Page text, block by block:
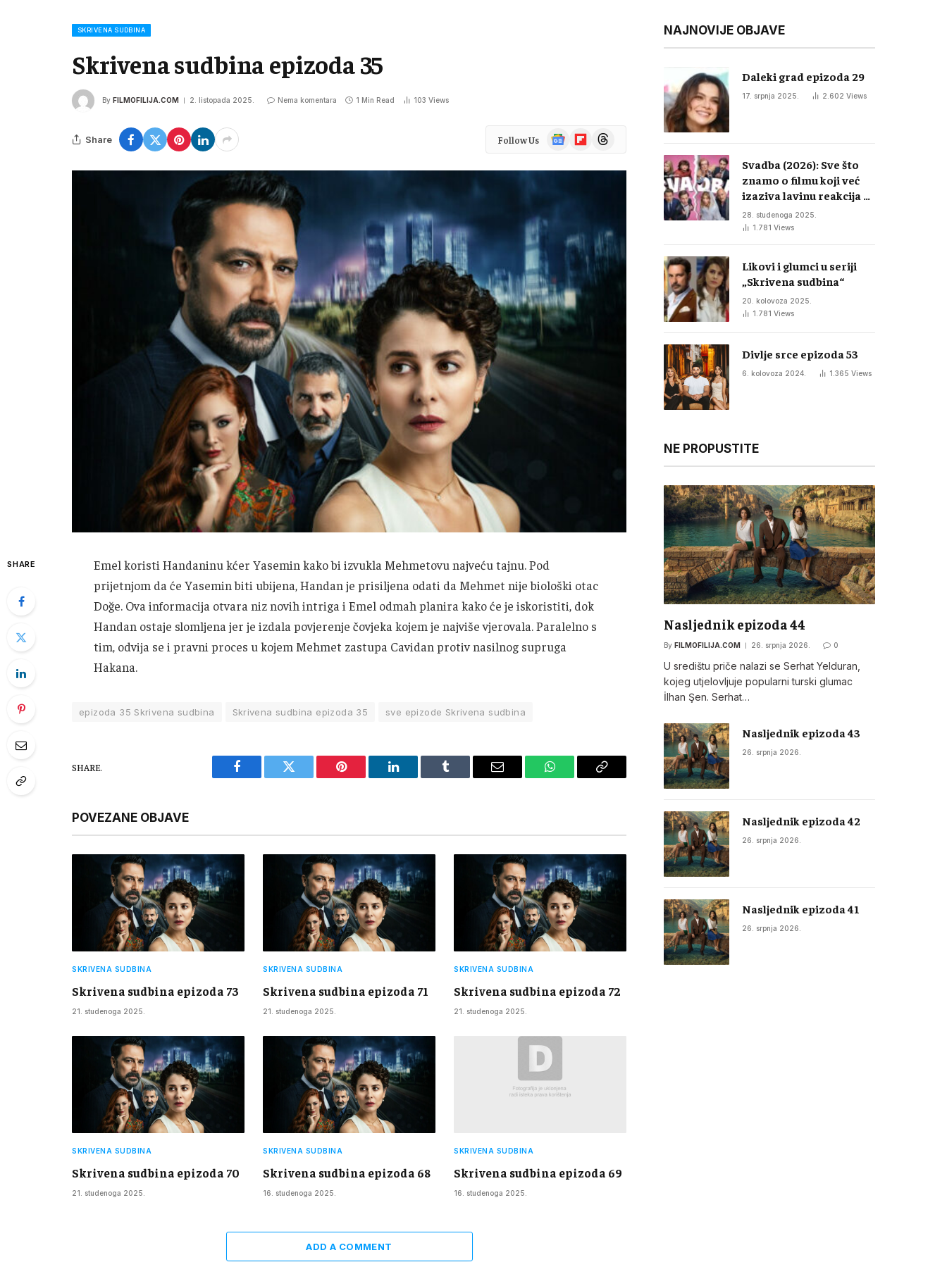
SKRIVENA SUDBINA
Skrivena sudbina epizoda 35
By FILMOFILIJA.COM 2. listopada 2025. Nema komentara 1 Min Read 103 Views
Share Follow Us
Google
News
FlipboardThreads
SHARE
Emel koristi Handaninu kćer Yasemin kako bi izvukla Mehmetovu najveću tajnu. Pod
prijetnjom da će Yasemin biti ubijena, Handan je prisiljena odati da Mehmet nije biološki otac
Doğe. Ova informacija otvara niz novih intriga i Emel odmah planira kako će je iskoristiti, dok
Handan ostaje slomljena jer je izdala povjerenje čovjeka kojem je najviše vjerovala. Paralelno s
tim, odvija se i pravni proces u kojem Mehmet zastupa Cavidan protiv nasilnog supruga
Hakana.
epizoda 35 Skrivena sudbina Skrivena sudbina epizoda 35 sve epizode Skrivena sudbina
SHARE.
Facebook Twitter Pinterest LinkedIn Tumblr Email WhatsAppCopy
POVEZANE OBJAVE
SKRIVENA SUDBINA
Skrivena sudbina epizoda 73
21. studenoga 2025.
SKRIVENA SUDBINA
Skrivena sudbina epizoda 71
21. studenoga 2025.
SKRIVENA SUDBINA
Skrivena sudbina epizoda 72
21. studenoga 2025.
SKRIVENA SUDBINA
Skrivena sudbina epizoda 70
21. studenoga 2025.
SKRIVENA SUDBINA
Skrivena sudbina epizoda 68
16. studenoga 2025.
SKRIVENA SUDBINA
Skrivena sudbina epizoda 69
16. studenoga 2025.
ADD A COMMENT
NAJNOVIJE OBJAVE
Daleki grad epizoda 29
17. srpnja 2025. 2.602 Views
Svadba (2026): Sve što
znamo o filmu koji već
izaziva lavinu reakcija u
regiji
28. studenoga 2025.
1.781 Views
Likovi i glumci u seriji
„Skrivena sudbina“
20. kolovoza 2025.
1.781 Views
Divlje srce epizoda 53
6. kolovoza 2024. 1.365 Views
NE PROPUSTITE
Nasljednik epizoda 44
By FILMOFILIJA.COM 26. srpnja 2026. 0
U središtu priče nalazi se Serhat Yelduran,
kojeg utjelovljuje popularni turski glumac
İlhan Şen. Serhat…
Nasljednik epizoda 43
26. srpnja 2026.
Nasljednik epizoda 42
26. srpnja 2026.
Nasljednik epizoda 41
26. srpnja 2026.